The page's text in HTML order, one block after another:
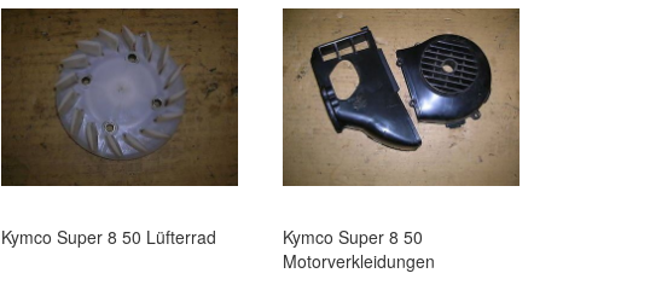
Kymco Super 8 50 Lüfterrad
Kymco Super 8 50
Motorverkleidungen